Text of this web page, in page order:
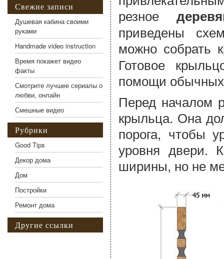
резное
приведены
можно собрать
Готовое
помощи
Перед началом
крыльца. Она
порога, чтобы
уровня двери.
ширины, но не
Свежие записи
Душевая кабина своими
руками
Handmade video instruction
Время покажет видео
факты
Смотрите лучшее сериалы о
любви, онлайн
Смешные видео
Рубрики
Good Tips
Декор дома
Дом
Постройки
Ремонт дома
Другие ссылки